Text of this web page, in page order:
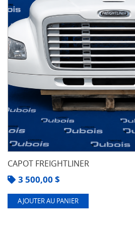
CAPOT FREIGHTLINER
3 500,00 $
AJOUTER AU PANIER